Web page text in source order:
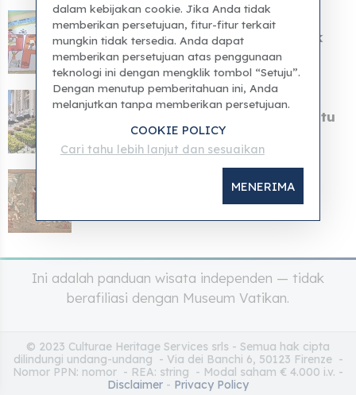
13 Apr 2026
Para pasien di Rumah Sakit Anak
Vatikan membuat se...
05 Apr 2026
Paus Leo I: Paskah membuka pintu
menuju harapan ya...
Ini adalah panduan wisata independen — tidak
berafiliasi dengan Museum Vatikan.
© 2023 Culturae Heritage Services srls - Semua hak cipta
dilindungi undang-undang - Via dei Banchi 6, 50123 Firenze -
Nomor PPN: nomor - REA: string - Modal saham € 4.000 i.v. -
Disclaimer - Privacy Policy
dalam kebijakan cookie. Jika Anda tidak
memberikan persetujuan, fitur-fitur terkait
mungkin tidak tersedia. Anda dapat
memberikan persetujuan atas penggunaan
teknologi ini dengan mengklik tombol “Setuju”.
Dengan menutup pemberitahuan ini, Anda
melanjutkan tanpa memberikan persetujuan.
COOKIE POLICY
Cari tahu lebih lanjut dan sesuaikan
MENERIMA